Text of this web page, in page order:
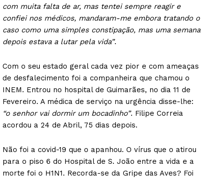
com muita falta de ar, mas tentei sempre reagir e
confiei nos médicos, mandaram-me embora tratando o
caso como uma simples constipação, mas uma semana
depois estava a lutar pela vida”.
Com o seu estado geral cada vez pior e com ameaças
de desfalecimento foi a companheira que chamou o
INEM. Entrou no hospital de Guimarães, no dia 11 de
Fevereiro. A médica de serviço na urgência disse-lhe:
“o senhor vai dormir um bocadinho”. Filipe Correia
acordou a 24 de Abril, 75 dias depois.
Não foi a covid-19 que o apanhou. O vírus que o atirou
para o piso 6 do Hospital de S. João entre a vida e a
morte foi o H1N1. Recorda-se da Gripe das Aves? Foi